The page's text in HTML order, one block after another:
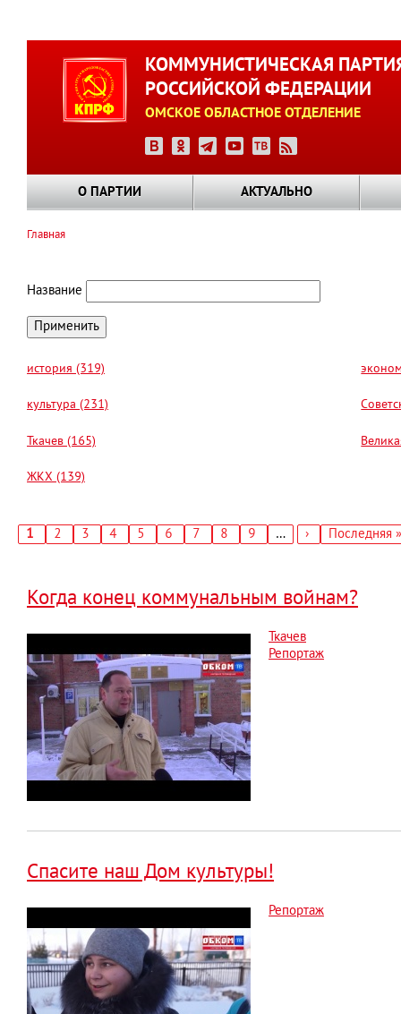
КОММУНИСТИЧЕСКАЯ
РОССИЙСКОЙ ФЕДЕРАЦИИ
ОМСКОЕ ОБЛАСТНОЕ ОТДЕЛЕНИЕ
О ПАРТИИ АКТУАЛЬНО
Главная
Название
история (319)
культура (231)
Ткачев (165)
ЖКХ (139)
Текущая
1 Страница
2 Страница
3 Страница
4 Страница
5 Страница
6 Страница
7 Страница
8 Страница
9 …
Следующая
›
Последняя
Последняя »
Когда конец коммунальным войнам?
Ткачев
Репортаж
Спасите наш Дом культуры!
Репортаж